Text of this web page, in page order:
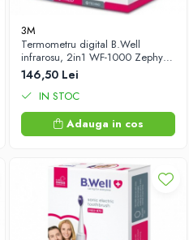
3M
Termometru digital B.Well
infrarosu, 2in1 WF-1000 Zephyr
Labs
146,50 Lei
IN STOC
Adauga in cos